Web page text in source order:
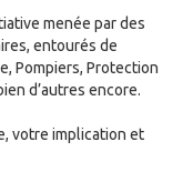
menée par des
entourés de
Pompiers, Protection
d’autres encore.
votre implication et